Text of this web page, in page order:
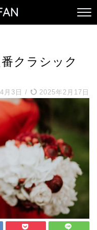
クラシック
月3日 / 2025年2月17日